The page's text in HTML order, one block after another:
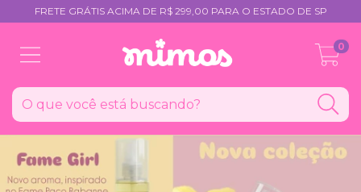
FRETE GRÁTIS ACIMA DE R$ 299,00 PARA O ESTADO DE SP
0